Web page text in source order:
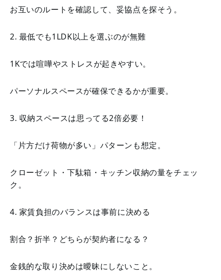
お互いのルートを確認して、妥協点を探そう。
2. 最低でも1LDK以上を選ぶのが無難
1Kでは喧嘩やストレスが起きやすい。
パーソナルスペースが確保できるかが重要。
3. 収納スペースは思ってる2倍必要！
「片方だけ荷物が多い」パターンも想定。
クローゼット・下駄箱・キッチン収納の量をチェッ
ク。
4. 家賃負担のバランスは事前に決める
割合？折半？どちらが契約者になる？
金銭的な取り決めは曖昧にしないこと。